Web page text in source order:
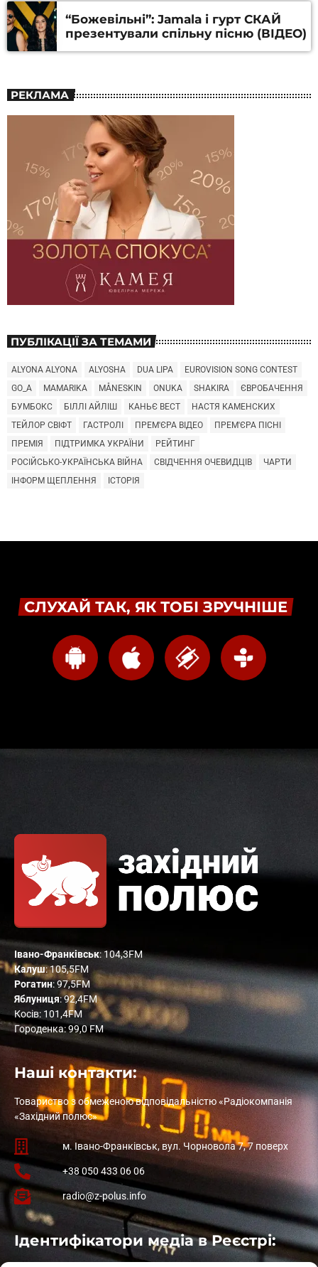
“Божевільні”: Jamala і гурт СКАЙ
презентували спільну пісню (ВІДЕО)
РЕКЛАМА
ПУБЛІКАЦІЇ ЗА ТЕМАМИ
ALYONA ALYONA ALYOSHA DUA LIPA
EUROVISION SONG CONTEST
GO_A
MAMARIKA MÅNESKIN ONUKA SHAKIRA
ЄВРОБАЧЕННЯ
БУМБОКС
БІЛЛІ АЙЛІШ КАНЬЄ ВЕСТ
НАСТЯ КАМЕНСКИХ
ТЕЙЛОР СВІФТ
ГАСТРОЛІ ПРЕМ'ЄРА ВІДЕО
ПРЕМ'ЄРА ПІСНІ
ПРЕМІЯ
ПІДТРИМКА УКРАЇНИ
РЕЙТИНГ
РОСІЙСЬКО-УКРАЇНСЬКА ВІЙНА
СВІДЧЕННЯ ОЧЕВИДЦІВ
ЧАРТИ
ІНФОРМ ЩЕПЛЕННЯ
ІСТОРІЯ
СЛУХАЙ ТАК, ЯК ТОБІ ЗРУЧНІШЕ
Івано-Франківськ: 104,3FM
Калуш: 105,5FM
Рогатин: 97,5FM
Яблуниця: 92,4FM
Косів: 101,4FM
Городенка: 99,0 FM
Наші контакти:
Товариство з обмеженою відповідальністю «Радіокомпанія
«Західний полюс»
м. Івано-Франківськ, вул. Чорновола 7, 7 поверх
+38 050 433 06 06
radio@z-polus.info
Ідентифікатори медіа в Реєстрі: